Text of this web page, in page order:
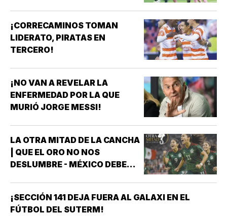
¡CORRECAMINOS TOMAN
LIDERATO, PIRATAS EN
TERCERO!
¡NO VAN A REVELAR LA
ENFERMEDAD POR LA QUE
MURIÓ JORGE MESSI!
LA OTRA MITAD DE LA CANCHA
| QUE EL ORO NO NOS
DESLUMBRE - MÉXICO DEBE
BRASIL 2027 *MÉXICO GANÓ
EL ORO EN LOS JUEGOS
¡SECCIÓN 141 DEJA FUERA AL GALAXI EN EL
FÚTBOL DEL SUTERM!